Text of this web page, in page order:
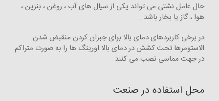
حال عامل نشتی می تواند یکی از سیال های آب ، روغن ، بنزین ،
هوا ، گاز یا بخار باشد .
در برخی کاربردهای دمای بالا برای جبران کردن منقبض شدن
الاستومرها تحت کشش در دمای بالا اورینگ ها را به صورت متراکم
در جهت مماسی نصب می کنند .
محل استفاده در صنعت